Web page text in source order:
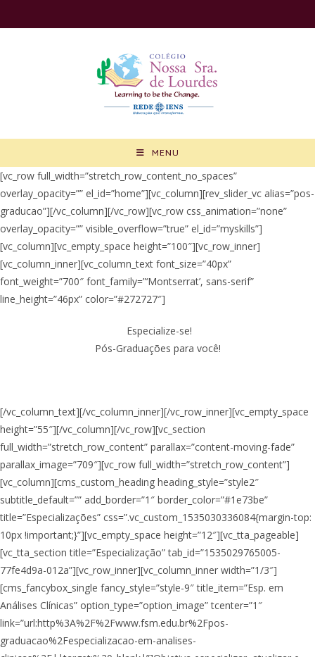
para
MENU
[vc_row full_width=”stretch_row_content_no_spaces”
overlay_opacity=”” el_id=”home”][vc_column][rev_slider_vc alias=”pos-
graducao”][/vc_column][/vc_row][vc_row css_animation=”none”
overlay_opacity=”” visible_overflow=”true” el_id=”myskills”]
[vc_column][vc_empty_space height=”100″][vc_row_inner]
[vc_column_inner][vc_column_text font_size=”40px”
font_weight=”700″ font_family=”‘Montserrat’, sans-serif”
line_height=”46px” color=”#272727″]
Especialize-se!
Pós-Graduações para você!
[/vc_column_text][/vc_column_inner][/vc_row_inner][vc_empty_space
height=”55″][/vc_column][/vc_row][vc_section
full_width=”stretch_row_content” parallax=”content-moving-fade”
parallax_image=”709″][vc_row full_width=”stretch_row_content”]
[vc_column][cms_custom_heading heading_style=”style2″
subtitle_default=”” add_border=”1″ border_color=”#1e73be”
title=”Especializações” css=”.vc_custom_1535030336084{margin-top:
10px !important;}”][vc_empty_space height=”12″][vc_tta_pageable]
[vc_tta_section title=”Especialização” tab_id=”1535029765005-
77fe4d9a-012a”][vc_row_inner][vc_column_inner width=”1/3″]
[cms_fancybox_single fancy_style=”style-9″ title_item=”Esp. em
Análises Clínicas” option_type=”option_image” tcenter=”1″
link=”url:http%3A%2F%2Fwww.fsm.edu.br%2Fpos-
graduacao%2Fespecializacao-em-analises-